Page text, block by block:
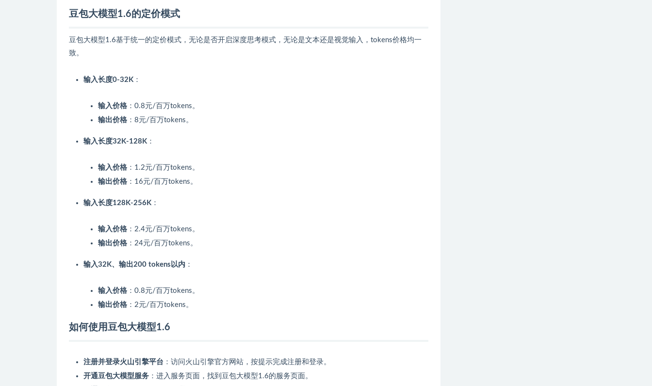
豆包大模型1.6的定价模式
豆包大模型1.6基于统一的定价模式，无论是否开启深度思考模式，无论是文本还是视觉输入，tokens价格均一
致。
输入长度0-32K ：
输入价格 ：0.8元/百万tokens。
输出价格 ：8元/百万tokens。
输入长度32K-128K ：
输入价格 ：1.2元/百万tokens。
输出价格 ：16元/百万tokens。
输入长度128K-256K ：
输入价格 ：2.4元/百万tokens。
输出价格 ：24元/百万tokens。
输入32K、输出200 tokens以内 ：
输入价格 ：0.8元/百万tokens。
输出价格 ：2元/百万tokens。
如何使用豆包大模型1.6
注册并登录火山引擎平台 ：访问火山引擎官方网站，按提示完成注册和登录。
开通豆包大模型服务 ：进入服务页面，找到豆包大模型1.6的服务页面。